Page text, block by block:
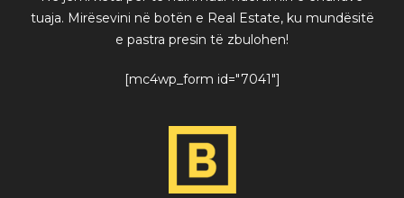
Ne jemi këtu për të ndihmuar ndërtimin e ëndrrave
tuaja. Mirësevini në botën e Real Estate, ku mundësitë
e pastra presin të zbulohen!